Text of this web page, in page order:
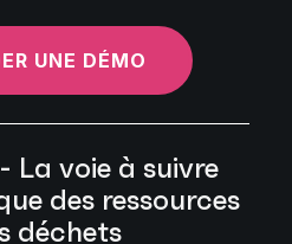
UNE DÉMO
La voie à suivre
des ressources
déchets